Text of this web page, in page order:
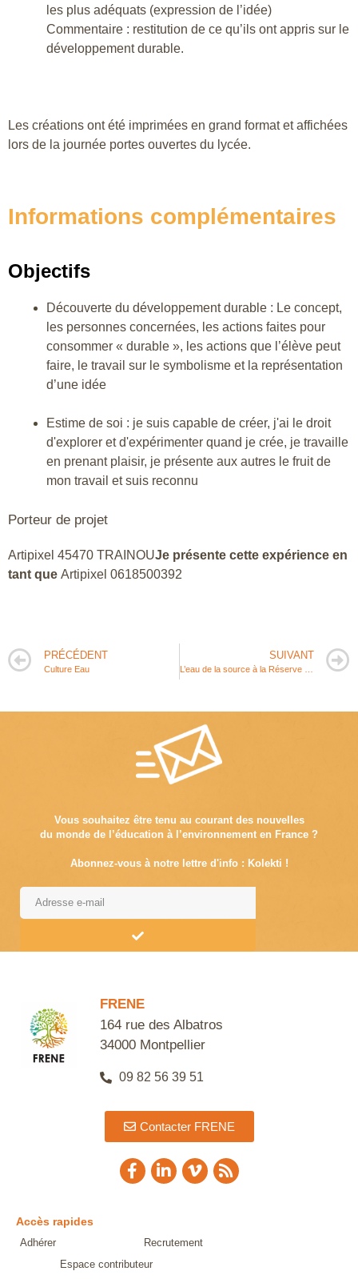
les plus adéquats (expression de l’idée)
Commentaire : restitution de ce qu’ils ont appris sur le
développement durable.
Les créations ont été imprimées en grand format et affichées
lors de la journée portes ouvertes du lycée.
Informations complémentaires
Objectifs
Découverte du développement durable : Le concept,
les personnes concernées, les actions faites pour
consommer « durable », les actions que l’élève peut
faire, le travail sur le symbolisme et la représentation
d’une idée
Estime de soi : je suis capable de créer, j'ai le droit
d'explorer et d'expérimenter quand je crée, je travaille
en prenant plaisir, je présente aux autres le fruit de
mon travail et suis reconnu
Porteur de projet
Artipixel 45470 TRAINOUJe présente cette expérience en
tant que Artipixel 0618500392
PRÉCÉDENT
Culture Eau
SUIVANT
Vous souhaitez être tenu au courant des nouvelles
du monde de l’éducation à l’environnement en France ?
Abonnez-vous à notre lettre d'info : Kolekti !
FRENE
164 rue des Albatros
34000 Montpellier
09 82 56 39 51
Contacter FRENE
Accès rapides
Adhérer
Recrutement
Espace contributeur